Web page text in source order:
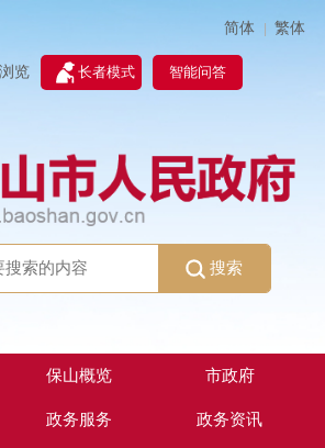
简体 | 繁体
览 长者模式 智能问答
搜索
保山概览 市政府
政务服务 政务资讯